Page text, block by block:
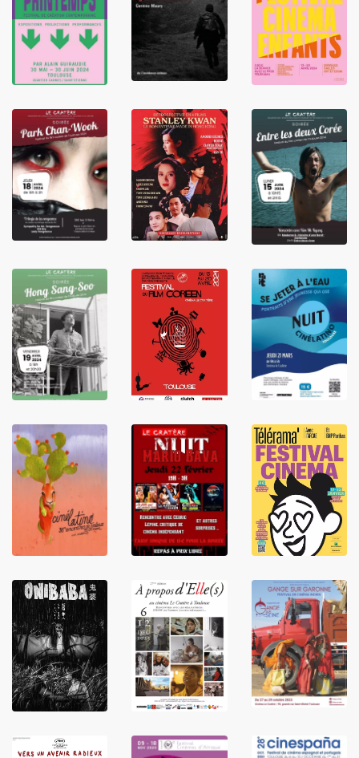
LIRE LIRE LIRE
LIRE
LIRE
LIRE
LIRE
LIRE
LIRE
LIRE
LIRE
LIRE LIRE LIRE